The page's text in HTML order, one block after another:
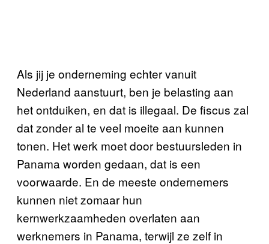
Als jij je onderneming echter vanuit
Nederland aanstuurt, ben je belasting aan
het ontduiken, en dat is illegaal. De fiscus zal
dat zonder al te veel moeite aan kunnen
tonen. Het werk moet door bestuursleden in
Panama worden gedaan, dat is een
voorwaarde. En de meeste ondernemers
kunnen niet zomaar hun
kernwerkzaamheden overlaten aan
werknemers in Panama, terwijl ze zelf in